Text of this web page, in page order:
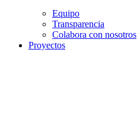
Equipo
Transparencia
Colabora con nosotros
Proyectos